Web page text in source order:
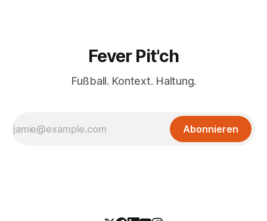
Fever Pit'ch
Fußball. Kontext. Haltung.
Abonnieren